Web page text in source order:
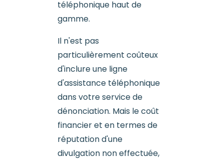
téléphonique haut de
gamme.
Il n'est pas
particulièrement coûteux
d'inclure une ligne
d'assistance téléphonique
dans votre service de
dénonciation. Mais le coût
financier et en termes de
réputation d'une
divulgation non effectuée,